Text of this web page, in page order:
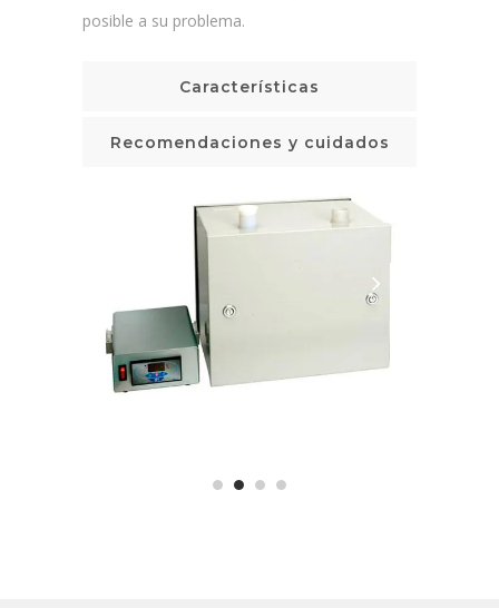
posible a su problema.
Características
Recomendaciones y cuidados